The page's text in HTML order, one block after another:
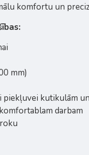
komfortu un
mm)
kutikulām
darbam